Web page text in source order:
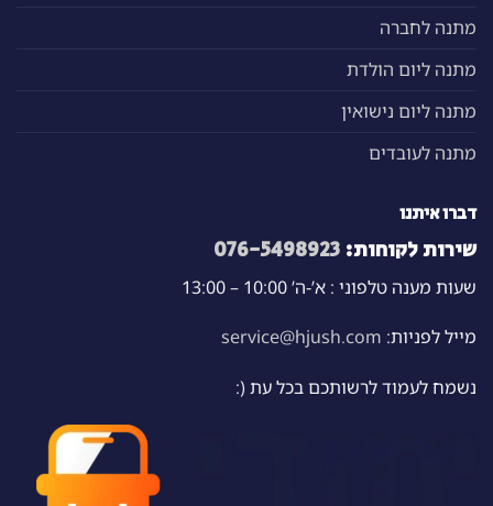
מתנה לחברה
מתנה ליום הולדת
מתנה ליום נישואין
מתנה לעובדים
דברו איתנו
שירות לקוחות: 076-5498923
שעות מענה טלפוני : א’-ה’ 10:00 – 13:00
מייל לפניות: service@hjush.com
נשמח לעמוד לרשותכם בכל עת (: